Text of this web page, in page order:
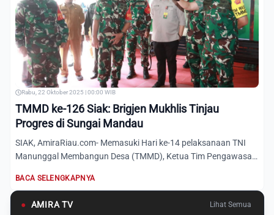
Rabu, 22 Oktober 2025 | 00:00 WIB
TMMD ke-126 Siak: Brigjen Mukhlis Tinjau
Progres di Sungai Mandau
SIAK, AmiraRiau.com- Memasuki Hari ke-14 pelaksanaan TNI
Manunggal Membangun Desa (TMMD), Ketua Tim Pengawasan
BACA SELENGKAPNYA
● AMIRA TV Lihat Semua